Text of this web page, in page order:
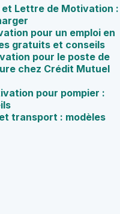
et Lettre de Motivation :
pour un emploi en
gratuits et conseils
pour le poste de
chez Crédit Mutuel
pour pompier :
transport : modèles